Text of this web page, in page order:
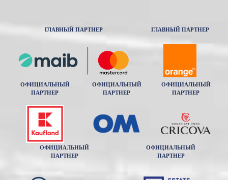
ГЛАВНЫЙ ПАРТНЕР ГЛАВНЫЙ ПАРТНЕР
ОФИЦИАЛЬНЫЙ
ПАРТНЕР
ОФИЦИАЛЬНЫЙ
ПАРТНЕР
ОФИЦИАЛЬНЫЙ
ПАРТНЕР
ОФИЦИАЛЬНЫЙ
ПАРТНЕР
ОФИЦИАЛЬНЫЙ
ПАРТНЕР